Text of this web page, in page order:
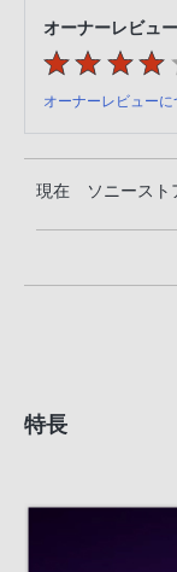
オーナーレビュー
オーナーレビュー
現在 ソニースト
特長